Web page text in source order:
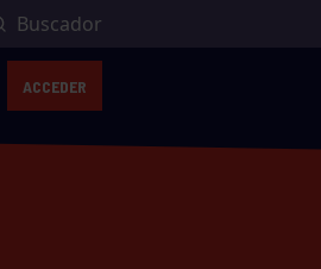
Buscador
ACCEDER